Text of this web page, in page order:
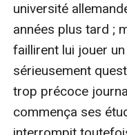
université
années plus tard ;
faillirent lui jouer
sérieusement
trop précoce
commença ses